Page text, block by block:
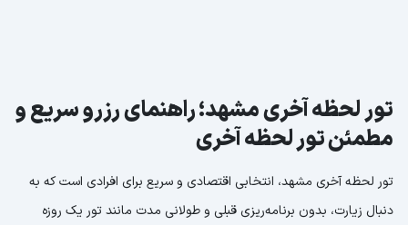
تور لحظه آخری مشهد؛ راهنمای رزرو سریع و
مطمئن تور لحظه آخری
تور لحظه آخری مشهد، انتخابی اقتصادی و سریع برای افرادی است که به
دنبال زیارت، بدون برنامه‌ریزی قبلی و طولانی مدت مانند تور یک روزه